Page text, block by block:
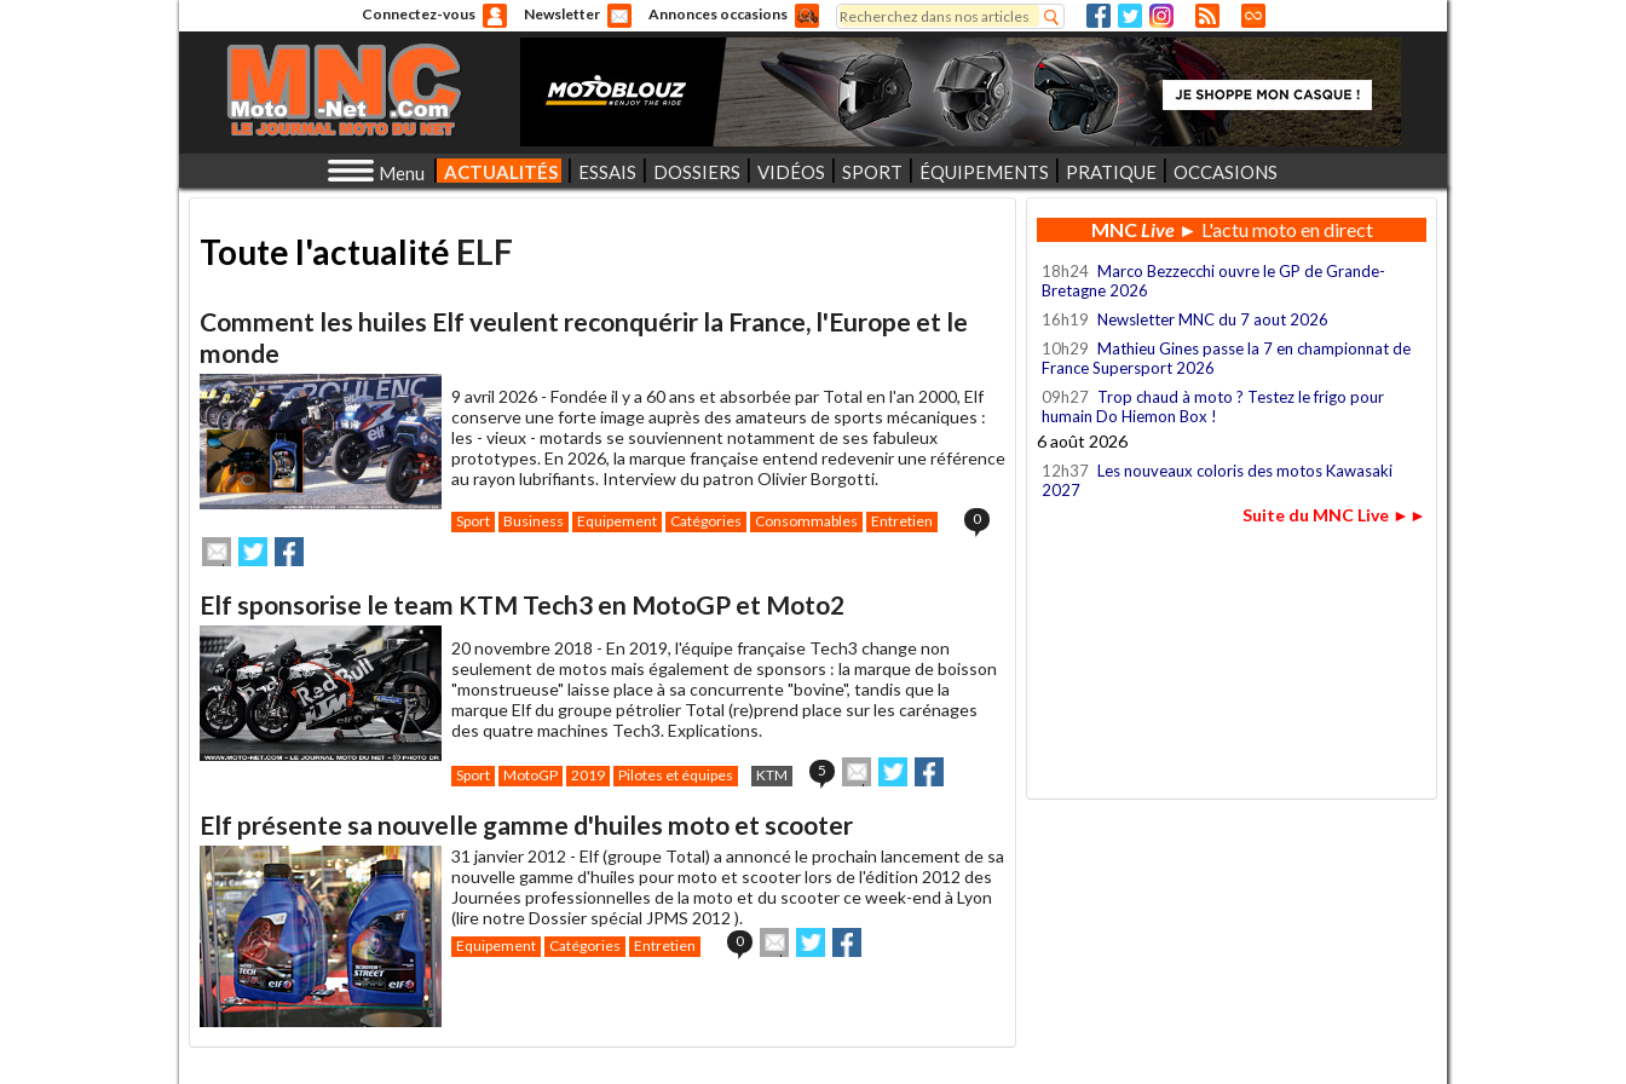
Connectez-vous Newsletter Annonces occasions
Formulaire de recherche
Rechercher
Menu ACTUALITÉS ESSAIS DOSSIERS VIDÉOS SPORT ÉQUIPEMENTS PRATIQUE OCCASIONS
Toute l'actualité ELF
Comment les huiles Elf veulent reconquérir la France, l'Europe et le
monde
9 avril 2026 - Fondée il y a 60 ans et absorbée par Total en l'an 2000, Elf
conserve une forte image auprès des amateurs de sports mécaniques :
les - vieux - motards se souviennent notamment de ses fabuleux
prototypes. En 2026, la marque française entend redevenir une référence
au rayon lubrifiants. Interview du patron Olivier Borgotti.
Sport Business Equipement Catégories Consommables Entretien 0
Envoyer
cet
à
un
ami
Partager
sur
sur
Elf sponsorise le team KTM Tech3 en MotoGP et Moto2
20 novembre 2018 - En 2019, l'équipe française Tech3 change non
seulement de motos mais également de sponsors : la marque de boisson
"monstrueuse" laisse place à sa concurrente "bovine", tandis que la
marque Elf du groupe pétrolier Total (re)prend place sur les carénages
des quatre machines Tech3. Explications.
Sport MotoGP 2019 Pilotes et équipes KTM 5
Envoyer
cet
à
un
ami
Partager
sur sur
Elf présente sa nouvelle gamme d'huiles moto et scooter
31 janvier 2012 - Elf (groupe Total) a annoncé le prochain lancement de sa
nouvelle gamme d'huiles pour moto et scooter lors de l'édition 2012 des
Journées professionnelles de la moto et du scooter ce week-end à Lyon
(lire notre Dossier spécial JPMS 2012 ).
Equipement Catégories Entretien 0
Envoyer
cet
Partager
sur sur
MNCLive► L'actu moto en direct
18h24 Marco Bezzecchi ouvre le GP de Grande-
Bretagne 2026
16h19 Newsletter MNC du 7 aout 2026
10h29 Mathieu Gines passe la 7 en championnat de
France Supersport 2026
09h27 Trop chaud à moto ? Testez le frigo pour
humain Do Hiemon Box !
6 août 2026
12h37 Les nouveaux coloris des motos Kawasaki
2027
Suite du MNC Live ►►